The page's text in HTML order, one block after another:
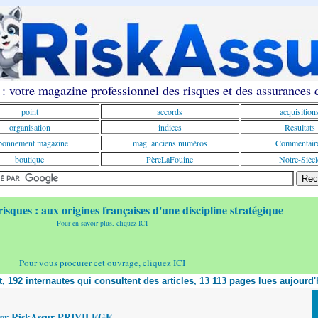
votre magazine professionnel des risques et des assurances
point accords
organisation
indices
Resultats
magazine
mag. anciens numéros
boutique
PèreLaFouine Notre-
: aux origines françaises d'une discipline stratégique
Pour en savoir plus, cliquez ICI
Pour vous procurer cet ouvrage, cliquez ICI
192 internautes qui consultent des articles, 13 113 pages lues